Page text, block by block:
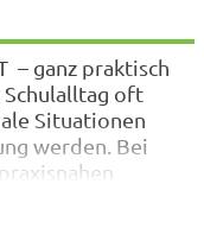
– ganz praktisch
oft
Situationen
werden. Bei